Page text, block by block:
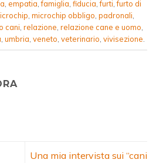
empatia ,famiglia fiducia ,furti ,furto di
microchip obbligo padronali
cani relazione relazione cane e uomo
umbria veneto veterinario vivisezione
Una mia intervista sui “cani